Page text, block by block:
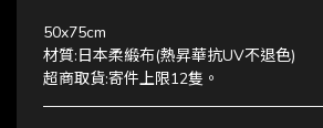
50x75cm
材質:日本柔緞布(熱昇華抗UV不退色)
超商取貨:寄件上限12隻。